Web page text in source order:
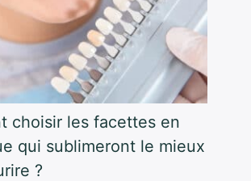
choisir les facettes en
qui sublimeront le mieux
?